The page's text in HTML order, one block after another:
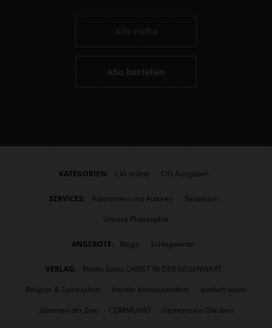
Abo bestellen
KATEGORIEN: CIG online CIG Ausgaben
SERVICES: Autorinnen und Autoren
Redaktion
Unsere Philosophie
ANGEBOTE: Blogs Schlagwörter
VERLAG:
Media Sales CHRIST IN DER GEGENWART
Religion & Spiritualität
Herder Korrespondenz
einfach leben
Stimmen der Zeit
COMMUNIO
Gemeinsam Glauben